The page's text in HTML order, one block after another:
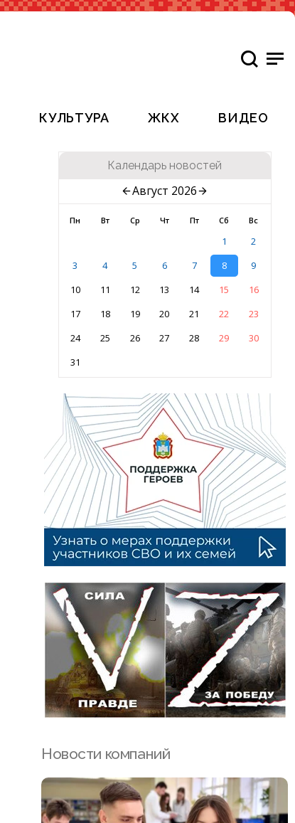
КУЛЬТУРА ЖКХ ВИДЕО
Календарь новостей
Август 2026
Пн Вт Ср Чт Пт Сб Вс
1
2
3
4 5 6 7 8
9
10
11 12 13 14 15
16
17
18 19 20 21 22
23
24
25 26 27 28 29
30
31
Новости компаний